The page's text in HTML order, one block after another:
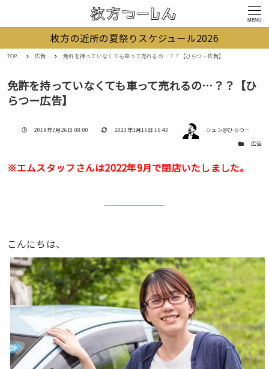
MENU
枚方の近所の夏祭りスケジュール2026
TOP 広告 免許を持っていなくても車って売れるの…？？【ひらつー広告】
免許を持っていなくても車って売れるの…？？【ひ
らつー広告】
投稿日
2019年7月26日 08:00 更新日
2023年1月16日 16:43 著者
シュン@ひらつー
カテゴリー
広告
※エムスタッフさんは2022年9月で閉店いたしました。
こんにちは、